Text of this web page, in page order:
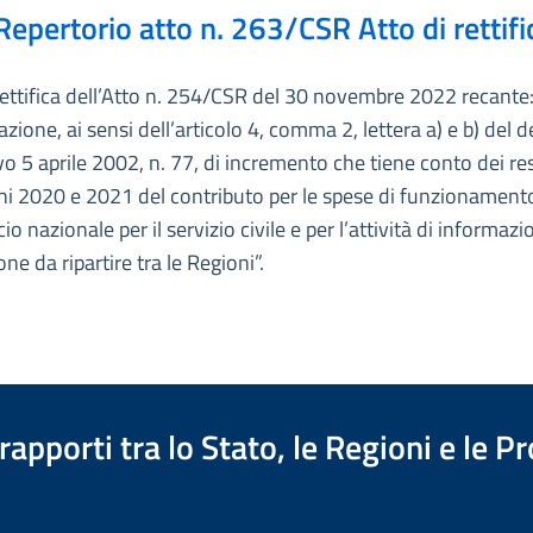
atto n. 263/CSR Atto di
dell’Atto n. 254/CSR del 30 novembre 2022 recante:
ai sensi dell’articolo 4, comma 2, lettera a) e b) del
5 aprile 2002, n. 77, di incremento che tiene conto dei
2020 e 2021 del contributo per le spese di
nazionale per il servizio civile e per l’attività di
da ripartire tra le Regioni”.
tra lo Stato, le Regioni e le